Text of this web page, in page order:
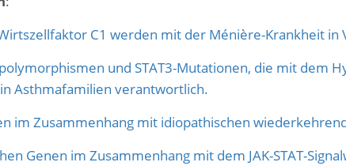
C1 werden mit der Ménière-Krankheit in
und STAT3-Mutationen, die mit dem
Asthmafamilien verantwortlich.
im Zusammenhang mit idiopathischen
Genen im Zusammenhang mit dem JAK-STAT-